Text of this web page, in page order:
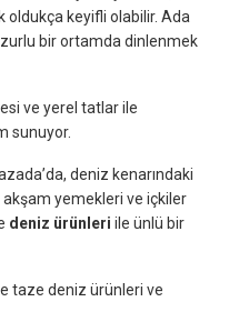
oldukça keyifli olabilir. Ada
bir ortamda dinlenmek
ve yerel tatlar ile
sunuyor.
deniz kenarındaki
akşam yemekleri ve içkiler
deniz ürünleri ile ünlü bir
taze deniz ürünleri ve